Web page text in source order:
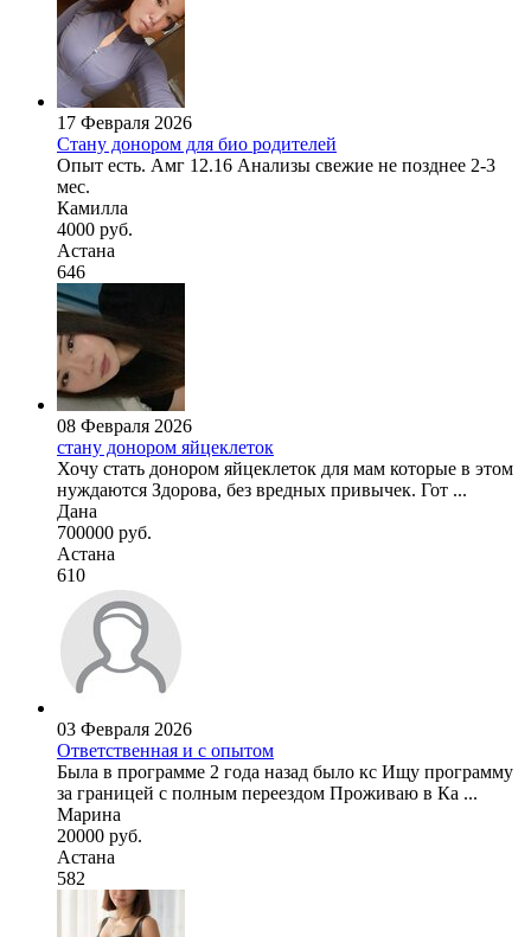
17 Февраля 2026
Стану донором для био родителей
Опыт есть. Амг 12.16 Анализы свежие не позднее 2-3
мес.
Камилла
4000 руб.
Астана
646
08 Февраля 2026
стану донором яйцеклеток
Хочу стать донором яйцеклеток для мам которые в этом
нуждаются Здорова, без вредных привычек. Гот ...
Дана
700000 руб.
Астана
610
03 Февраля 2026
Ответственная и с опытом
Была в программе 2 года назад было кс Ищу программу
за границей с полным переездом Проживаю в Ка ...
Марина
20000 руб.
Астана
582